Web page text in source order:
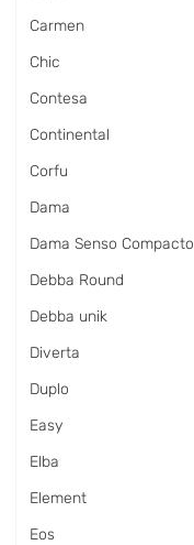
Carmen
Chic
Contesa
Continental
Corfu
Dama
Dama Senso Compacto
Debba Round
Debba unik
Diverta
Duplo
Easy
Elba
Element
Eos